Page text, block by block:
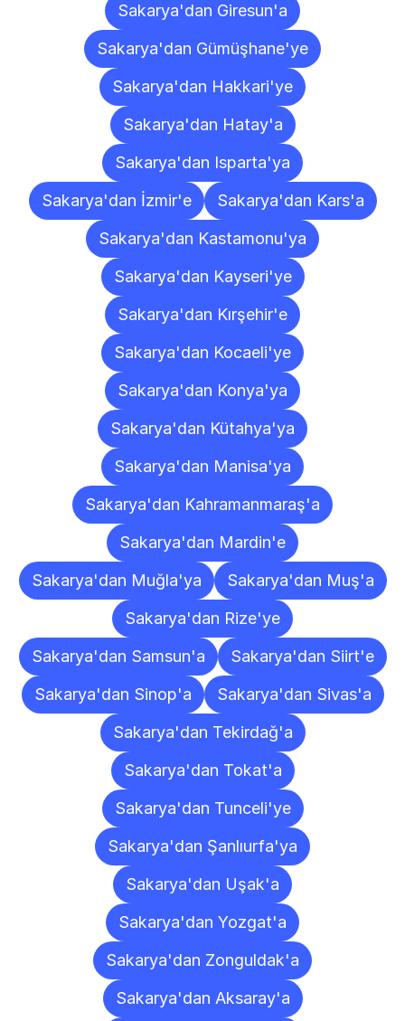
Sakarya'dan Giresun'a
Sakarya'dan Gümüşhane'ye
Sakarya'dan Hakkari'ye
Sakarya'dan Hatay'a
Sakarya'dan Isparta'ya
Sakarya'dan İzmir'e
Sakarya'dan Kars'a
Sakarya'dan Kastamonu'ya
Sakarya'dan Kayseri'ye
Sakarya'dan Kırşehir'e
Sakarya'dan Kocaeli'ye
Sakarya'dan Konya'ya
Sakarya'dan Kütahya'ya
Sakarya'dan Manisa'ya
Sakarya'dan Kahramanmaraş'a
Sakarya'dan Mardin'e
Sakarya'dan Muğla'ya
Sakarya'dan Muş'a
Sakarya'dan Rize'ye
Sakarya'dan Samsun'a
Sakarya'dan Siirt'e
Sakarya'dan Sinop'a
Sakarya'dan Sivas'a
Sakarya'dan Tekirdağ'a
Sakarya'dan Tokat'a
Sakarya'dan Tunceli'ye
Sakarya'dan Şanlıurfa'ya
Sakarya'dan Uşak'a
Sakarya'dan Yozgat'a
Sakarya'dan Zonguldak'a
Sakarya'dan Aksaray'a